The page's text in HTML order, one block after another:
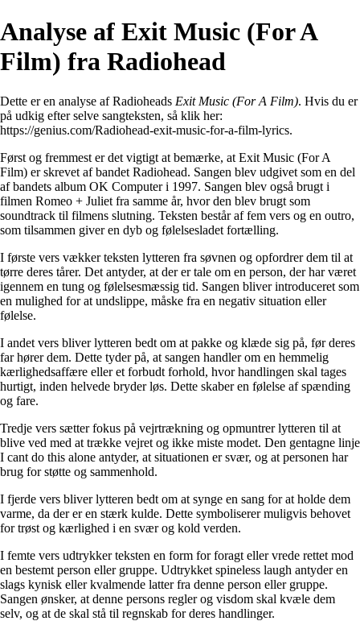
Analyse af Exit Music (For A
Film) fra Radiohead
Dette er en analyse af Radioheads Exit Music (For A Film). Hvis du er
på udkig efter selve sangteksten, så klik her:
https://genius.com/Radiohead-exit-music-for-a-film-lyrics.
Først og fremmest er det vigtigt at bemærke, at Exit Music (For A
Film) er skrevet af bandet Radiohead. Sangen blev udgivet som en del
af bandets album OK Computer i 1997. Sangen blev også brugt i
filmen Romeo + Juliet fra samme år, hvor den blev brugt som
soundtrack til filmens slutning. Teksten består af fem vers og en outro,
som tilsammen giver en dyb og følelsesladet fortælling.
I første vers vækker teksten lytteren fra søvnen og opfordrer dem til at
tørre deres tårer. Det antyder, at der er tale om en person, der har været
igennem en tung og følelsesmæssig tid. Sangen bliver introduceret som
en mulighed for at undslippe, måske fra en negativ situation eller
følelse.
I andet vers bliver lytteren bedt om at pakke og klæde sig på, før deres
far hører dem. Dette tyder på, at sangen handler om en hemmelig
kærlighedsaffære eller et forbudt forhold, hvor handlingen skal tages
hurtigt, inden helvede bryder løs. Dette skaber en følelse af spænding
og fare.
Tredje vers sætter fokus på vejrtrækning og opmuntrer lytteren til at
blive ved med at trække vejret og ikke miste modet. Den gentagne linje
I cant do this alone antyder, at situationen er svær, og at personen har
brug for støtte og sammenhold.
I fjerde vers bliver lytteren bedt om at synge en sang for at holde dem
varme, da der er en stærk kulde. Dette symboliserer muligvis behovet
for trøst og kærlighed i en svær og kold verden.
I femte vers udtrykker teksten en form for foragt eller vrede rettet mod
en bestemt person eller gruppe. Udtrykket spineless laugh antyder en
slags kynisk eller kvalmende latter fra denne person eller gruppe.
Sangen ønsker, at denne persons regler og visdom skal kvæle dem
selv, og at de skal stå til regnskab for deres handlinger.